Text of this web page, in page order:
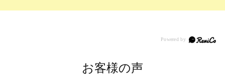
お客様の声